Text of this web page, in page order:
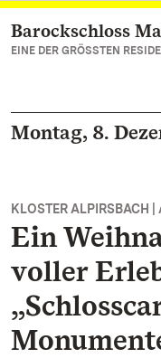
Zum Hauptinhalt
Barockschloss
EINE DER GRÖSSTEN
Montag, 8.
KLOSTER ALPIRSBACH |
Ein
voller